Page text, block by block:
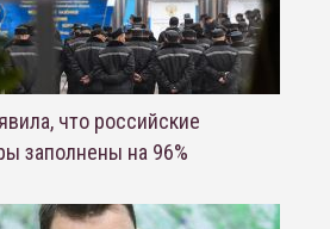
что российские
заполнены на 96%